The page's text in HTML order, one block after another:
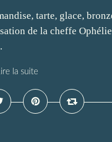
tarte, glace,
de la cheffe
la suite